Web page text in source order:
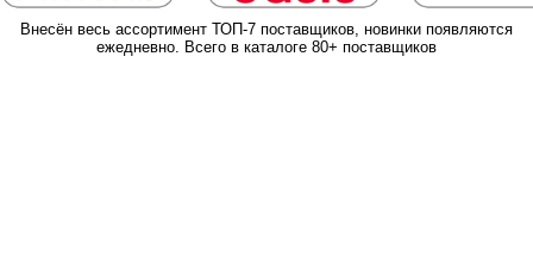
Внесён весь ассортимент ТОП-7 поставщиков, новинки появляются
ежедневно. Всего в каталоге 80+ поставщиков